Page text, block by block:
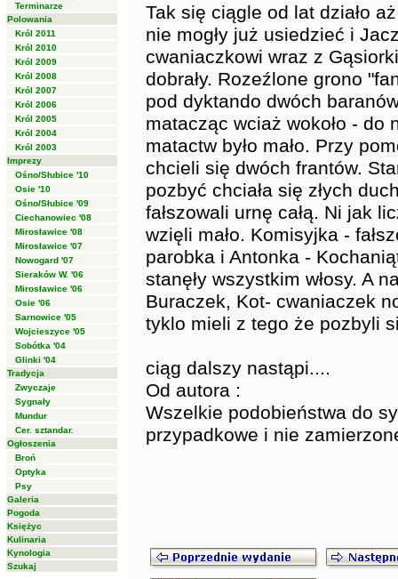
Terminarze
Polowania
Król 2011
Król 2010
Król 2009
Król 2008
Król 2007
Król 2006
Król 2005
Król 2004
Król 2003
Imprezy
Ośno/Słubice '10
Osie '10
Ośno/Słubice '09
Ciechanowiec '08
Mirosławice '08
Mirosławice '07
Nowogard '07
Sieraków W. '06
Mirosławice '06
Osie '06
Sarnowice '05
Wojcieszyce '05
Sobótka '04
Glinki '04
Tradycja
Zwyczaje
Sygnały
Mundur
Cer. sztandar.
Ogłoszenia
Broń
Optyka
Psy
Galeria
Pogoda
Księżyc
Kulinaria
Kynologia
Szukaj
Tak się ciągle od lat działo
nie mogły już usiedzieć i
cwaniaczkowi wraz z
dobrały. Rozeźlone grono
pod dyktando dwóch
matacząc wciaż wokoło - do
matactw było mało. Przy
chcieli się dwóch frantów.
pozbyć chciała się złych
fałszowali urnę całą. Ni jak
wzięli mało. Komisyjka -
parobka i Antonka -
stanęły wszystkim włosy. A
Buraczek, Kot- cwaniaczek
tyklo mieli z tego że pozbyli
ciąg dalszy nastąpi....
Od autora :
Wszelkie podobieństwa do
przypadkowe i nie